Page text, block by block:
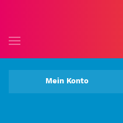
Mein Konto